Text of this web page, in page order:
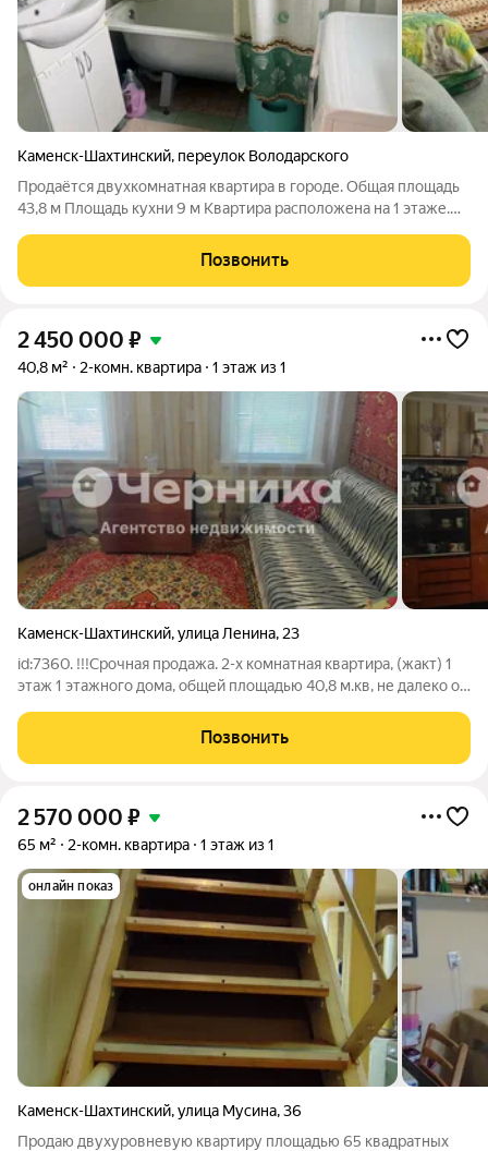
Каменск-Шахтинский, переулок Володарского
Продаётся двухкомнатная квартира в городе. Общая площадь
43,8 м Площадь кухни 9 м Квартира расположена на 1 этаже.
выполнен косметический ремонт. Автономное отопление.
Номер в базе 200,50
Позвонить
2 450 000 ₽
40,8 м² 2-комн. квартира 1 этаж из 1
Каменск-Шахтинский,улица Ленина, 23
id:7360. !!!Срочная продажа. 2-х комнатная квартира, (жакт) 1
этаж 1 этажного дома, общей площадью 40,8 м.кв, не далеко от
Все коммуникации, отопление газ (котел), вода в доме,
центральная
Позвонить
2 570 000 ₽
65 м² 2-комн. квартира 1 этаж из 1
онлайн показ
Каменск-Шахтинский,улица Мусина,36
Продаю двухуровневую квартиру площадью 65 квадратных